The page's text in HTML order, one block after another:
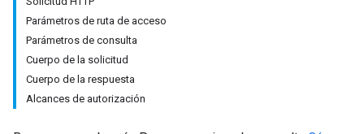
Parámetros de ruta de acceso
Parámetros de consulta
Cuerpo de la solicitud
Cuerpo de la respuesta
Alcances de autorización